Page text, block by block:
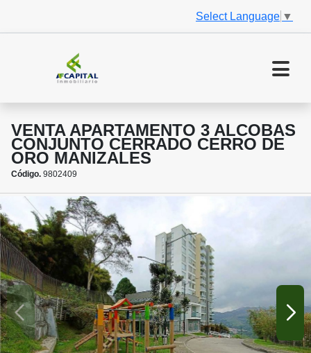
Select Language ▼
VENTA APARTAMENTO 3 ALCOBAS
CONJUNTO CERRADO CERRO DE
ORO MANIZALES
Código. 9802409